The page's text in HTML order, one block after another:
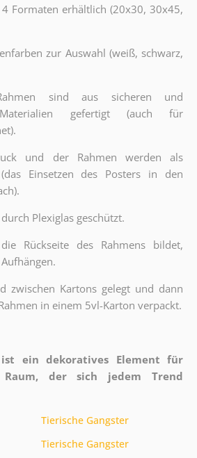
Formaten erhältlich (20x30, 30x45,
zur Auswahl (weiß, schwarz,
sind aus sicheren und
Materialien gefertigt (auch für
und der Rahmen werden als
Einsetzen des Posters in den
Plexiglas geschützt.
Rückseite des Rahmens bildet,
zwischen Kartons gelegt und dann
in einem 5vl-Karton verpackt.
ist ein dekoratives Element für
Raum, der sich jedem Trend
Tierische Gangster
Tierische Gangster